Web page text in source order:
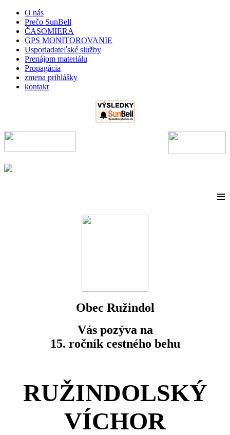
O nás
Prečo SunBell
ČASOMIERA
GPS MONITOROVANIE
Usporiadateľské služby
Prenájom materiálu
Propagácia
zmena prihlášky
kontakt
≡
Obec Ružindol
Vás pozýva na
15. ročník cestného behu
RUŽINDOLSKÝ
VÍCHOR